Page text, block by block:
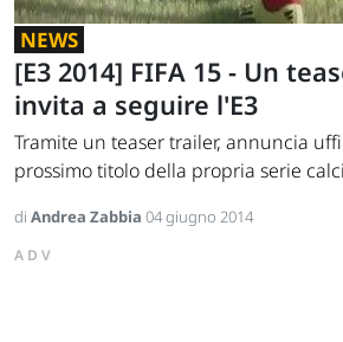
NEWS
[E3 2014] FIFA 15 - Un
invita a seguire l'E3
Tramite un teaser trailer, annuncia
prossimo titolo della propria serie
di Andrea Zabbia 04 giugno 2014
ADV